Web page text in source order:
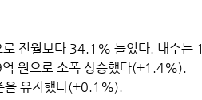
전월보다 34.1% 늘었다. 내수는 1
원으로 소폭 상승했다(+1.4%).
을 유지했다(+0.1%).